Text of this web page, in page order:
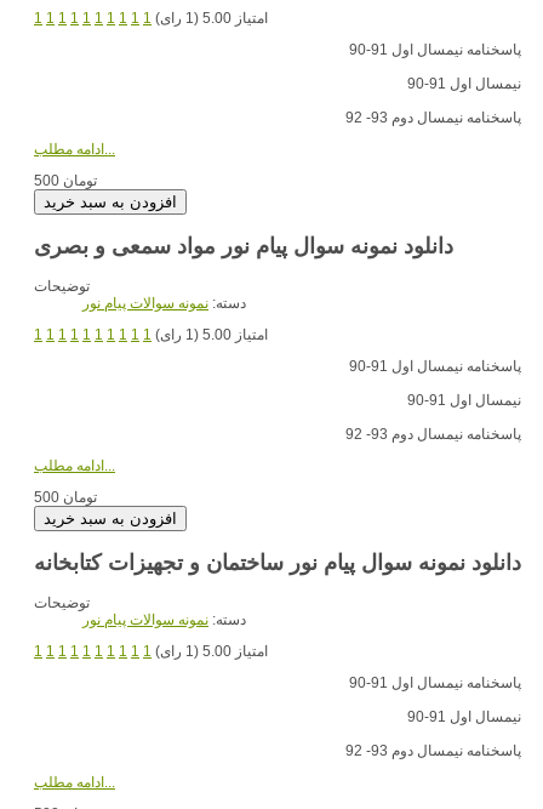
1 1 1 1 1 1 1 1 1 1
امتیاز 5.00 (1 رای)
پاسخنامه نیمسال اول 91-90
نیمسال اول 91-90
پاسخنامه نیمسال دوم 93- 92
ادامه مطلب...
500 تومان
دانلود نمونه سوال پیام نور مواد سمعی و بصری
توضیحات
دسته: نمونه سوالات پیام نور
1 1 1 1 1 1 1 1 1 1
امتیاز 5.00 (1 رای)
پاسخنامه نیمسال اول 91-90
نیمسال اول 91-90
پاسخنامه نیمسال دوم 93- 92
ادامه مطلب...
500 تومان
دانلود نمونه سوال پیام نور ساختمان و تجهیزات کتابخانه
توضیحات
دسته: نمونه سوالات پیام نور
1 1 1 1 1 1 1 1 1 1
امتیاز 5.00 (1 رای)
پاسخنامه نیمسال اول 91-90
نیمسال اول 91-90
پاسخنامه نیمسال دوم 93- 92